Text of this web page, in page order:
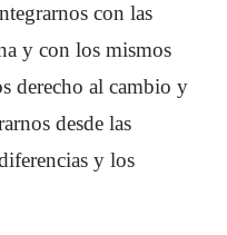
con las
y con los mismos
derecho al cambio y
desde las
y los